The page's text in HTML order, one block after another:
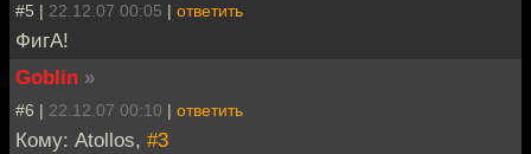
#5 | 22.12.07 00:05 | ответить
ФигА!
Goblin »
#6 | 22.12.07 00:10 | ответить
Кому: Atollos, #3